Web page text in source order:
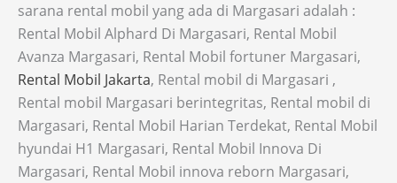
sarana rental mobil yang ada di Margasari adalah :
Rental Mobil Alphard Di Margasari, Rental Mobil
Avanza Margasari, Rental Mobil fortuner Margasari,
Rental Mobil Jakarta, Rental mobil di Margasari ,
Rental mobil Margasari berintegritas, Rental mobil di
Margasari, Rental Mobil Harian Terdekat, Rental Mobil
hyundai H1 Margasari, Rental Mobil Innova Di
Margasari, Rental Mobil innova reborn Margasari,